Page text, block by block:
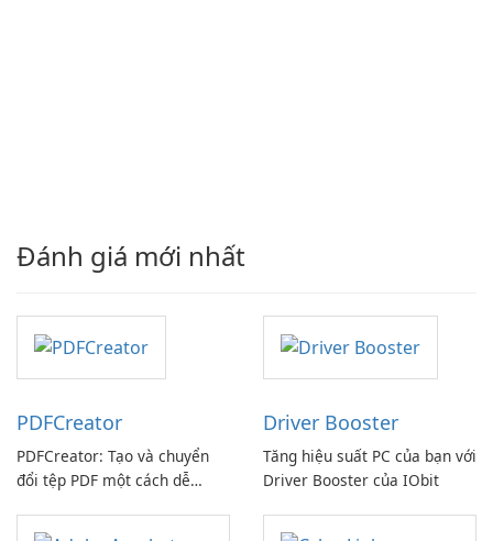
Đánh giá mới nhất
PDFCreator
PDFCreator: Tạo và chuyển
đổi tệp PDF một cách dễ
Driver Booster
Tăng hiệu suất PC của bạn với
Driver Booster của IObit